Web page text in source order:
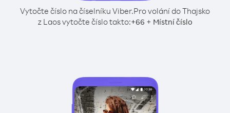
Vytočte číslo na číselníku Viber.Pro volání do Thajsko
z Laos vytočte číslo takto:+66 + Místní číslo